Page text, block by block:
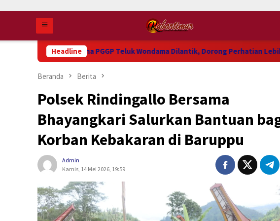
Headline
Pengurus Perdana PGGP Teluk Wondama Dilantik, Dorong Perhatian Lebih Serius
Beranda Berita
Polsek Rindingallo Bersama
Bhayangkari Salurkan Bantuan
Korban Kebakaran di Baruppu
Admin
Kamis, 14 Mei 2026, 19:59